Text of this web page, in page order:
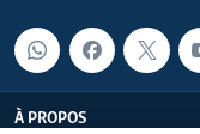
À PROPOS